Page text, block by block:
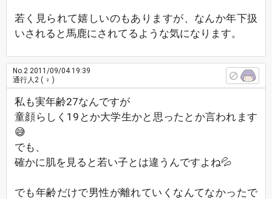
若く見られて嬉しいのもありますが、なんか年下扱
いされると馬鹿にされてるような気になります。
No.2 2011/09/04 19:39
通行人2 ( ♀ )
私も実年齢27なんですが
童顔らしく19とか大学生かと思ったとか言われます
😅
でも、
確かに肌を見ると若い子とは違うんですよね💦
でも年齢だけで男性が離れていくなんてなかったで